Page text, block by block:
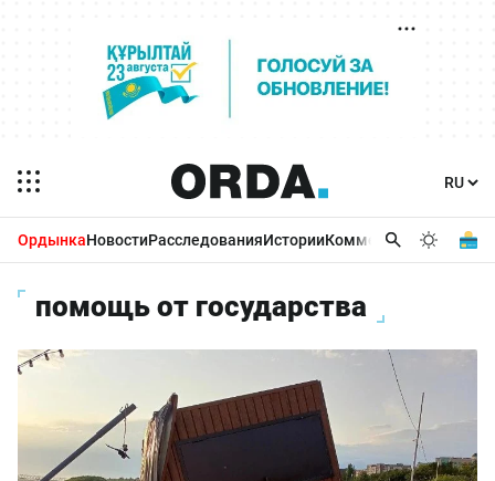
ОрдынкаНовостиРасследованияИсторииКомментарииБизнес
помощь от государства